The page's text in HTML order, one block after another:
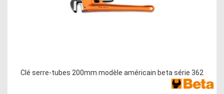
Clé serre-tubes 200mm modèle américain beta série 362